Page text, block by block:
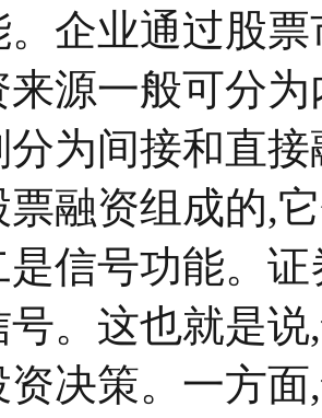
。企业通过股
来源一般可分
为间接和直
票融资组成的,
是信号功能。
。这也就是
决策。一方